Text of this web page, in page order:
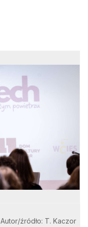
Autor/źródło: T. Kaczor